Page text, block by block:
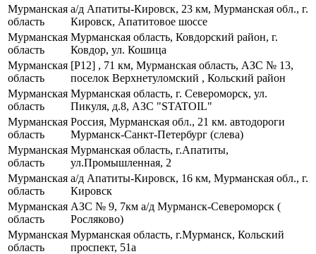
Мурманская
область
а/д Апатиты-Кировск, 23 км, Мурманская обл., г.
Кировск, Апатитовое шоссе
Мурманская
область
Мурманская область, Ковдорский район, г.
Ковдор, ул. Кошица
Мурманская
область
[Р12] , 71 км, Мурманская область, АЗС № 13,
поселок Верхнетуломский , Кольский район
Мурманская
область
Мурманская область, г. Североморск, ул.
Пикуля, д.8, АЗС "STATOIL"
Мурманская
область
Россия, Мурманская обл., 21 км. автодороги
Мурманск-Санкт-Петербург (слева)
Мурманская
область
Мурманская область, г.Апатиты,
ул.Промышленная, 2
Мурманская
область
а/д Апатиты-Кировск, 16 км, Мурманская обл., г.
Кировск
Мурманская
область
АЗС № 9, 7км а/д Мурманск-Североморск (
Росляково)
Мурманская
область
Мурманская область, г.Мурманск, Кольский
проспект, 51а